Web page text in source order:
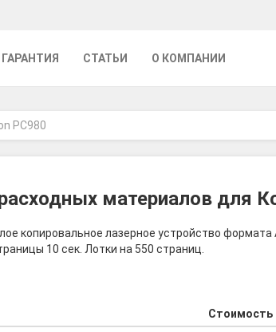
ГАРАНТИЯ СТАТЬИ О КОМПАНИИ
PC980
материалов для
копировальное лазерное устройство
10 сек. Лотки на 550 страниц.
Стоимость